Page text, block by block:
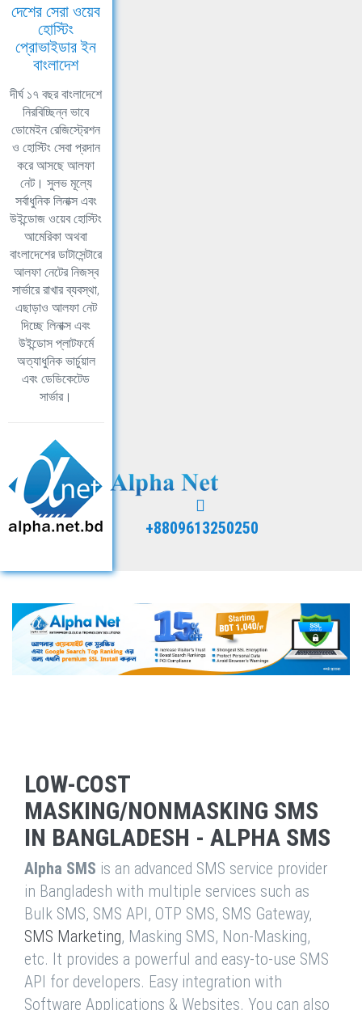
দেশের সেরা ওয়েব
হোস্টিং
প্রোভাইডার ইন
বাংলাদেশ
দীর্ঘ ১৭ বছর বাংলাদেশে
নিরবিচ্ছিন্ন ভাবে
ডোমেইন রেজিস্ট্রেশন
ও হোস্টিং সেবা প্রদান
করে আসছে আলফা
নেট। সুলভ মূল্যে
সর্বাধুনিক লিনাক্স এবং
উইন্ডোজ ওয়েব হোস্টিং
আমেরিকা অথবা
বাংলাদেশের ডাটাসেন্টারে
আলফা নেটের নিজস্ব
সার্ভারে রাখার ব্যবস্থা,
এছাড়াও আলফা নেট
দিচ্ছে লিনাক্স এবং
উইন্ডোস প্লাটফর্মে
অত্যাধুনিক ভার্চুয়াল
এবং ডেডিকেটেড
সার্ভার।
+8809613250250
LOW-COST
MASKING/NONMASKING SMS
IN BANGLADESH - ALPHA SMS
Alpha SMS is an advanced SMS service provider
in Bangladesh with multiple services such as
Bulk SMS, SMS API, OTP SMS, SMS Gateway,
SMS Marketing, Masking SMS, Non-Masking,
etc. It provides a powerful and easy-to-use SMS
API for developers. Easy integration with
Software Applications & Websites. You can also